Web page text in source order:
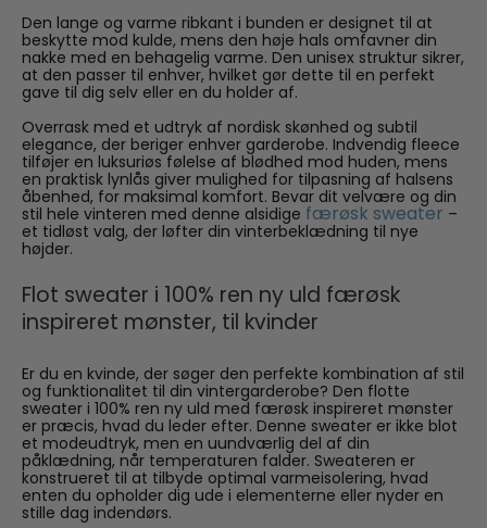
Den lange og varme ribkant i bunden er designet til at
beskytte mod kulde, mens den høje hals omfavner din
nakke med en behagelig varme. Den unisex struktur sikrer,
at den passer til enhver, hvilket gør dette til en perfekt
gave til dig selv eller en du holder af.
Overrask med et udtryk af nordisk skønhed og subtil
elegance, der beriger enhver garderobe. Indvendig fleece
tilføjer en luksuriøs følelse af blødhed mod huden, mens
en praktisk lynlås giver mulighed for tilpasning af halsens
åbenhed, for maksimal komfort. Bevar dit velvære og din
stil hele vinteren med denne alsidige færøsk sweater –
et tidløst valg, der løfter din vinterbeklædning til nye
højder.
Flot sweater i 100% ren ny uld færøsk
inspireret mønster, til kvinder
Er du en kvinde, der søger den perfekte kombination af stil
og funktionalitet til din vintergarderobe? Den flotte
sweater i 100% ren ny uld med færøsk inspireret mønster
er præcis, hvad du leder efter. Denne sweater er ikke blot
et modeudtryk, men en uundværlig del af din
påklædning, når temperaturen falder. Sweateren er
konstrueret til at tilbyde optimal varmeisolering, hvad
enten du opholder dig ude i elementerne eller nyder en
stille dag indendørs.